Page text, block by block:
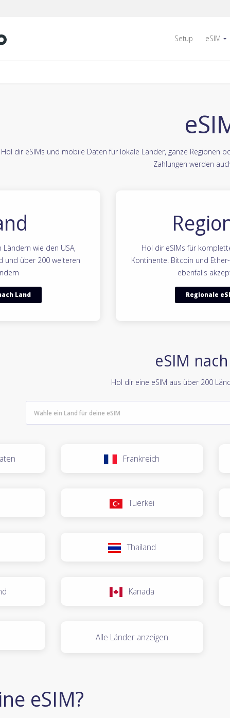
Setup eSIM
Hol dir eSIMs und mobile Daten für lokale Länder, ganze Regionen
Zahlungen werden
wie den USA,
und über 200 weiteren
Land
Hol dir eSIMs für
Kontinente. Bitcoin und
ebenfalls
Regionale
eSIM
Hol dir eine eSIM aus über 200
Frankreich
Tuerkei
Thailand
Kanada
Alle Länder anzeigen
eSIM?